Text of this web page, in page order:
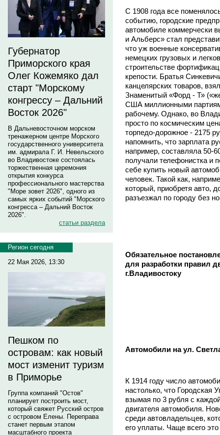
Губернатор
Приморского края
Олег Кожемяко дал
старт "Морскому
конгрессу – Дальний
Восток 2026"
В Дальневосточном морском
тренажерном центре Морского
государственного университета
им. адмирала Г. И. Невельского
во Владивостоке состоялась
торжественная церемония
открытия конкурса
профессионального мастерства
"Море зовет 2026", одного из
самых ярких событий "Морского
конгресса – Дальний Восток
2026".
статьи раздела
Регион сегодня
22 Мая 2026, 13:30
Пешком по
островам: как новый
мост изменит туризм
в Приморье
Группа компаний "Остов"
планирует построить мост,
который свяжет Русский остров
с островом Елены. Переправа
станет первым этапом
масштабного проекта
С 1908 года все
событию, городские
автомобиле коммерчески
и Альберс» стал
что уж военные
немецких грузовых и
строительстве
крепости. Братья
канцелярских товаров,
Знаменитый «Форд - Т»
США миллионными
рабочему. Однако, во
просто по космическим
торпедо-дорожное - 2175
напомнить, что зарплата
например, составляла 50-
получали телефонистка и
себе купить новый
человек. Такой как,
который, приобретя авто,
разъезжал по городу без
Обязательное
для разработки правил
г.Владивостоку
Автомобили на ул.
К 1914 году число
настолько, что Городская
взымая по 3 рубля с
двигателя автомобиля.
среди автовладельцев,
его уплаты. Чаще всего